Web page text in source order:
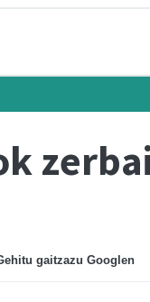
gaitzazu Googlen